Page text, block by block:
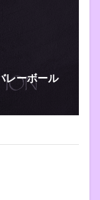
レーボール